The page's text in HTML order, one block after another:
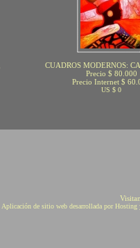
CUADROS MODERNOS:
Precio $ 80.000
Precio Internet $
US $ 0
Aplicación de sitio web desarrollada por